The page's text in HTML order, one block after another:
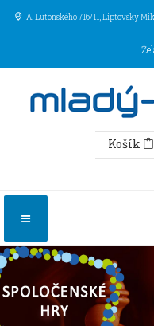
A. Lutonského 716/11, Liptovský
Košík